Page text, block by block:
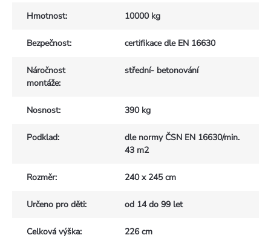
Hmotnost: 10000 kg
Bezpečnost: certifikace dle EN 16630
Náročnost
montáže:
střední- betonování
Nosnost: 390 kg
Podklad:
dle normy ČSN EN 16630/min.
43 m2
Rozměr: 240 x 245 cm
Určeno pro děti: od 14 do 99 let
Celková výška: 226 cm